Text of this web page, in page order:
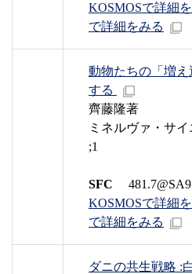
KOSMOSで詳細
で詳細をみる
動物たちの「増
する
齊藤隆著
ミネルヴァ・サ
;1
SFC
KOSMOSで詳細
で詳細をみる
ダニの共生戦略 :